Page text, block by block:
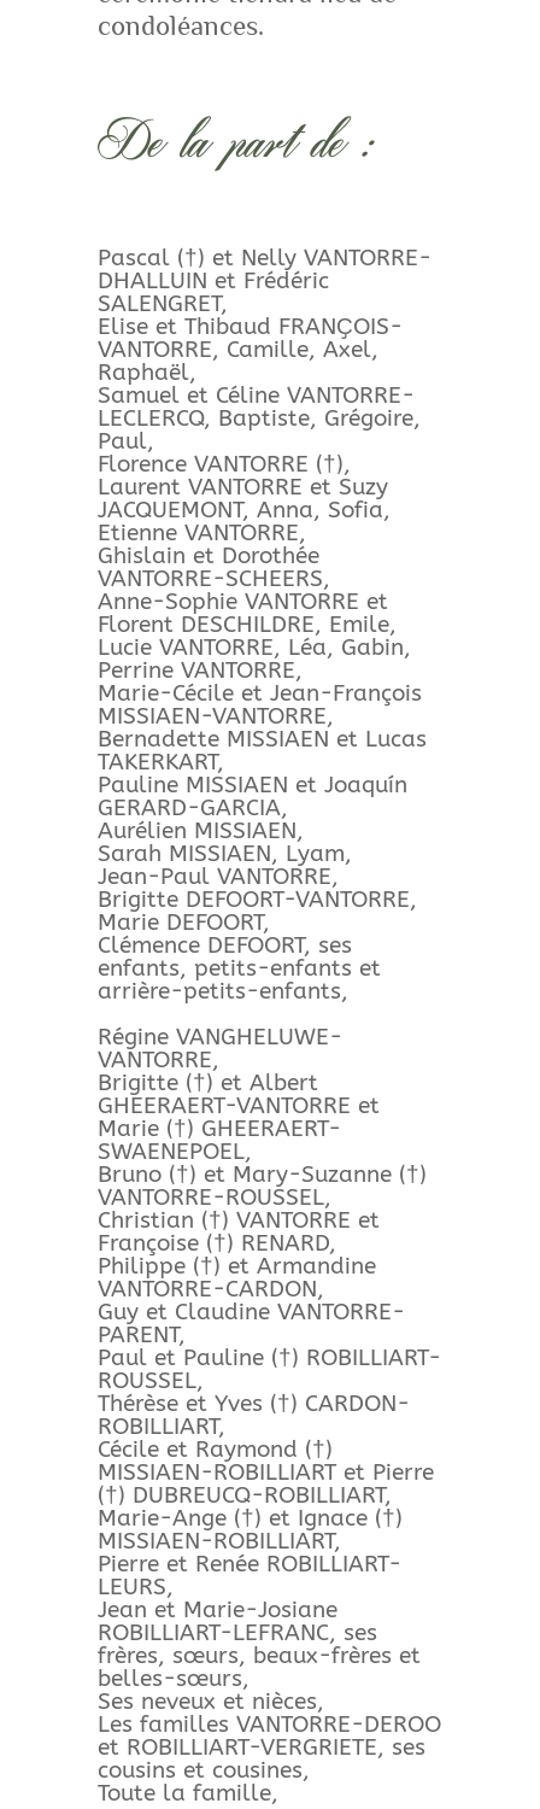
condoléances.
De la part de :
Pascal (†) et Nelly VANTORRE-
DHALLUIN et Frédéric
SALENGRET,
Elise et Thibaud FRANҪOIS-
VANTORRE, Camille, Axel,
Raphaël,
Samuel et Céline VANTORRE-
LECLERCQ, Baptiste, Grégoire,
Paul,
Florence VANTORRE (†),
Laurent VANTORRE et Suzy
JACQUEMONT, Anna, Sofia,
Etienne VANTORRE,
Ghislain et Dorothée
VANTORRE-SCHEERS,
Anne-Sophie VANTORRE et
Florent DESCHILDRE, Emile,
Lucie VANTORRE, Léa, Gabin,
Perrine VANTORRE,
Marie-Cécile et Jean-François
MISSIAEN-VANTORRE,
Bernadette MISSIAEN et Lucas
TAKERKART,
Pauline MISSIAEN et Joaquín
GERARD-GARCIA,
Aurélien MISSIAEN,
Sarah MISSIAEN, Lyam,
Jean-Paul VANTORRE,
Brigitte DEFOORT-VANTORRE,
Marie DEFOORT,
Clémence DEFOORT, ses
enfants, petits-enfants et
arrière-petits-enfants,
Régine VANGHELUWE-
VANTORRE,
Brigitte (†) et Albert
GHEERAERT-VANTORRE et
Marie (†) GHEERAERT-
SWAENEPOEL,
Bruno (†) et Mary-Suzanne (†)
VANTORRE-ROUSSEL,
Christian (†) VANTORRE et
Françoise (†) RENARD,
Philippe (†) et Armandine
VANTORRE-CARDON,
Guy et Claudine VANTORRE-
PARENT,
Paul et Pauline (†) ROBILLIART-
ROUSSEL,
Thérèse et Yves (†) CARDON-
ROBILLIART,
Cécile et Raymond (†)
MISSIAEN-ROBILLIART et Pierre
(†) DUBREUCQ-ROBILLIART,
Marie-Ange (†) et Ignace (†)
MISSIAEN-ROBILLIART,
Pierre et Renée ROBILLIART-
LEURS,
Jean et Marie-Josiane
ROBILLIART-LEFRANC, ses
frères, sœurs, beaux-frères et
belles-sœurs,
Ses neveux et nièces,
Les familles VANTORRE-DEROO
et ROBILLIART-VERGRIETE, ses
cousins et cousines,
Toute la famille,